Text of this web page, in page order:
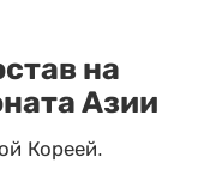
на
Азии
Кореей.